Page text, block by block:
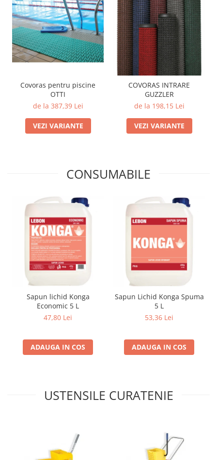
Covoras pentru piscine
OTTI
de la 387,39 Lei
VEZI VARIANTE
COVORAS INTRARE
GUZZLER
de la 198,15 Lei
VEZI VARIANTE
CONSUMABILE
Sapun lichid Konga
Economic 5 L
47,80 Lei
ADAUGA IN COS
Sapun Lichid Konga Spuma
5 L
53,36 Lei
ADAUGA IN COS
USTENSILE CURATENIE